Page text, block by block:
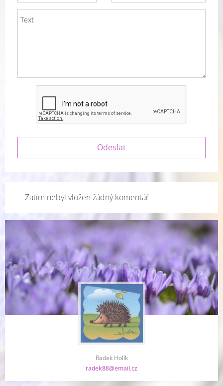
Zatím nebyl vložen žádný komentář
Radek Holík
radek88@email.cz